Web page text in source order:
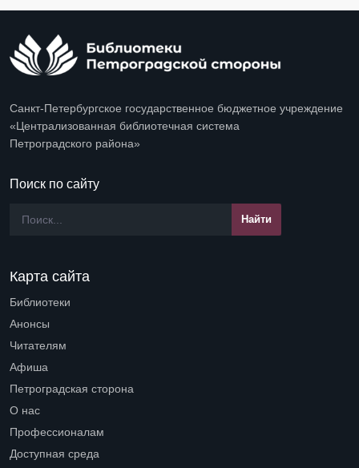
Санкт-Петербургское государственное бюджетное учреждение
«Централизованная библиотечная система
Петроградского района»
Поиск по сайту
Карта сайта
Библиотеки
Анонсы
Читателям
Афиша
Петроградская сторона
О нас
Профессионалам
Доступная среда